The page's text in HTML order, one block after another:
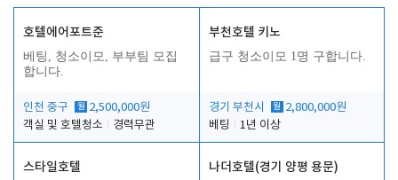
호텔에어포트준
베팅, 청소이모, 부부팀 모집
합니다.
인천 중구 월 2,500,000원
객실 및 호텔청소
경력무관
부천호텔 키노
급구 청소이모 1명 구합니다.
경기 부천시 월 2,800,000원
베팅
1년 이상
스타일호텔 나더호텔(경기 양평 용문)